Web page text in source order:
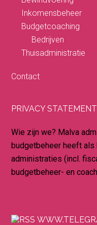
Inkomensbeheer
Budgetcoaching
Bedrijven
Thuisadministratie
Contact
PRIVACY STATEMENT
Wie zijn we? Malva
budgetbeheer heeft
administraties (incl.
budgetbeheer- en